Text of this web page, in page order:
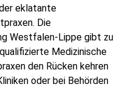
eklatante
Die
Westfalen-Lippe gibt zu
Medizinische
den Rücken kehren
oder bei Behörden